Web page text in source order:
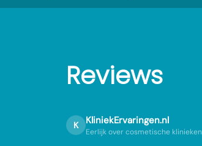
Reviews
K KliniekErvaringen.nl
Eerlijk over cosmetische klinieken